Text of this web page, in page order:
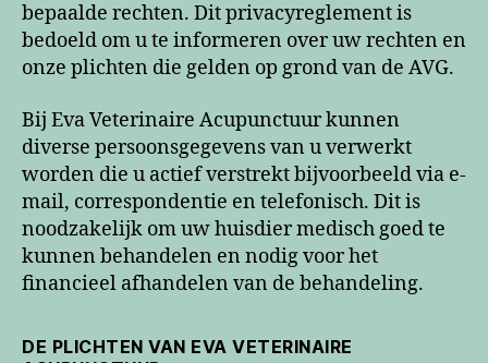
bepaalde rechten. Dit privacyreglement is
bedoeld om u te informeren over uw rechten en
onze plichten die gelden op grond van de AVG.
Bij Eva Veterinaire Acupunctuur kunnen
diverse persoonsgegevens van u verwerkt
worden die u actief verstrekt bijvoorbeeld via e-
mail, correspondentie en telefonisch. Dit is
noodzakelijk om uw huisdier medisch goed te
kunnen behandelen en nodig voor het
financieel afhandelen van de behandeling.
DE PLICHTEN VAN EVA VETERINAIRE